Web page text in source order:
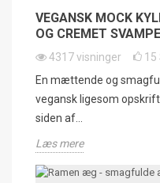
VEGANSK MOCK
OG CREMET
4317visninger 15
En mættende og
vegansk ligesom
siden af...
Læs mere